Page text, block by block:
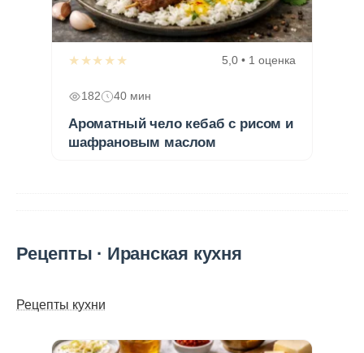
★★★★★ 5,0 • 1 оценка
182 40 мин
Ароматный чело кебаб с рисом и
шафрановым маслом
Рецепты · Иранская кухня
Рецепты кухни